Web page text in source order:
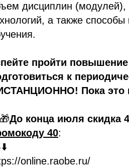
дисциплин
а также
пройти
к
Пока это
До конца июля скидка
40:
online.raobe.ru/